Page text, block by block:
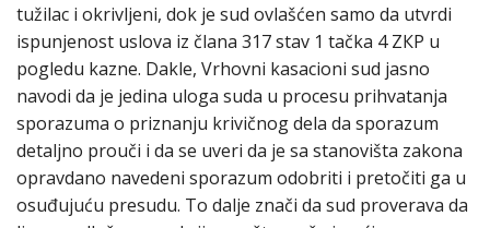
tužilac i okrivljeni, dok je sud ovlašćen samo da utvrdi
ispunjenost uslova iz člana 317 stav 1 tačka 4 ZКP u
pogledu kazne. Dakle, Vrhovni kasacioni sud jasno
navodi da je jedina uloga suda u procesu prihvatanja
sporazuma o priznanju krivičnog dela da sporazum
detaljno prouči i da se uveri da je sa stanovišta zakona
opravdano navedeni sporazum odobriti i pretočiti ga u
osuđujuću presudu. To dalje znači da sud proverava da